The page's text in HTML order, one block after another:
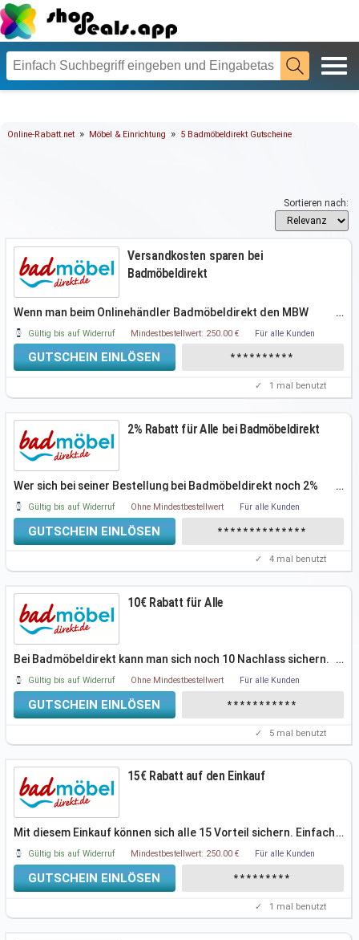
Online-Rabatt.net » Möbel & Einrichtung » 5 Badmöbeldirekt Gutscheine
Sortieren nach:
Versandkosten sparen bei
Badmöbeldirekt
Wenn man beim Onlinehändler Badmöbeldirekt den MBW
erreicht, entfallen die
…
Gültig bis auf Widerruf Mindestbestellwert: 250.00 € Für alle Kunden
GUTSCHEIN EINLÖSEN **********
✓ 1 mal benutzt
2% Rabatt für Alle bei Badmöbeldirekt
Wer sich bei seiner Bestellung bei Badmöbeldirekt noch 2%
Rabatt sichern
…
Gültig bis auf Widerruf Ohne Mindestbestellwert Für alle Kunden
GUTSCHEIN EINLÖSEN **************
✓4 mal benutzt
10€ Rabatt für Alle
Bei Badmöbeldirekt kann man sich noch 10 Nachlass sichern.
Einfach den
…
Gültig bis auf Widerruf Ohne Mindestbestellwert Für alle Kunden
GUTSCHEIN EINLÖSEN ***********
✓ 5 mal benutzt
15€ Rabatt auf den Einkauf
Mit diesem Einkauf können sich alle 15 Vorteil sichern. Einfach
den
…
Gültig bis auf Widerruf Mindestbestellwert: 250.00 € Für alle Kunden
GUTSCHEIN EINLÖSEN *********
✓ 1 mal benutzt